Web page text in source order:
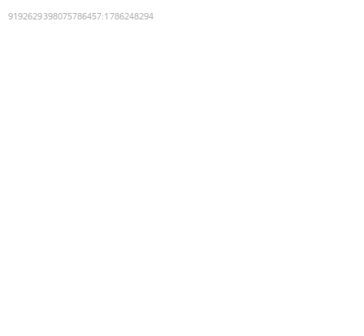
9192629398075786457:1786248294